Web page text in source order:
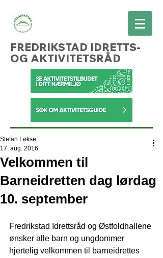
FREDRIKSTAD IDRETTS-
OG AKTIVITETSRÅD
Velkommen til
Barneidretten dag lørdag
10. september
Stefan Løkse
17. aug. 2016
Fredrikstad Idrettsråd og Østfoldhallene
ønsker alle barn og ungdommer
hjertelig velkommen til barneidrettes